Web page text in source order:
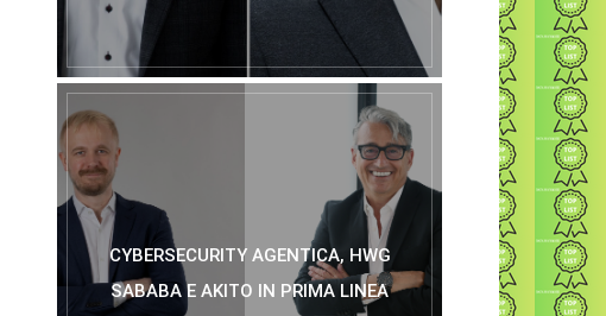
CYBERSECURITY AGENTICA, HWG
SABABA E AKITO IN PRIMA LINEA